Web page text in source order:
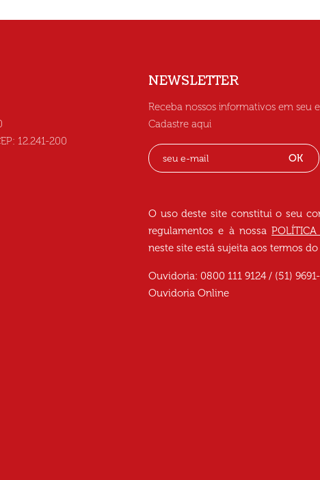
12.241-200
NEWSLETTER
Receba nossos informativos em seu
Cadastre aqui
OK
O uso deste site constitui o seu
regulamentos e à nossa
neste site está sujeita aos termos
Ouvidoria: 0800 111 9124 / (51)
Ouvidoria Online